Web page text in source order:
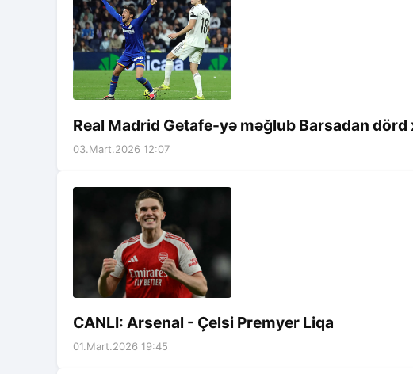
Real Madrid Getafe-yə məğlub Barsadan dörd
03.Mart.2026 12:07
CANLI: Arsenal - Çelsi Premyer Liqa
01.Mart.2026 19:45